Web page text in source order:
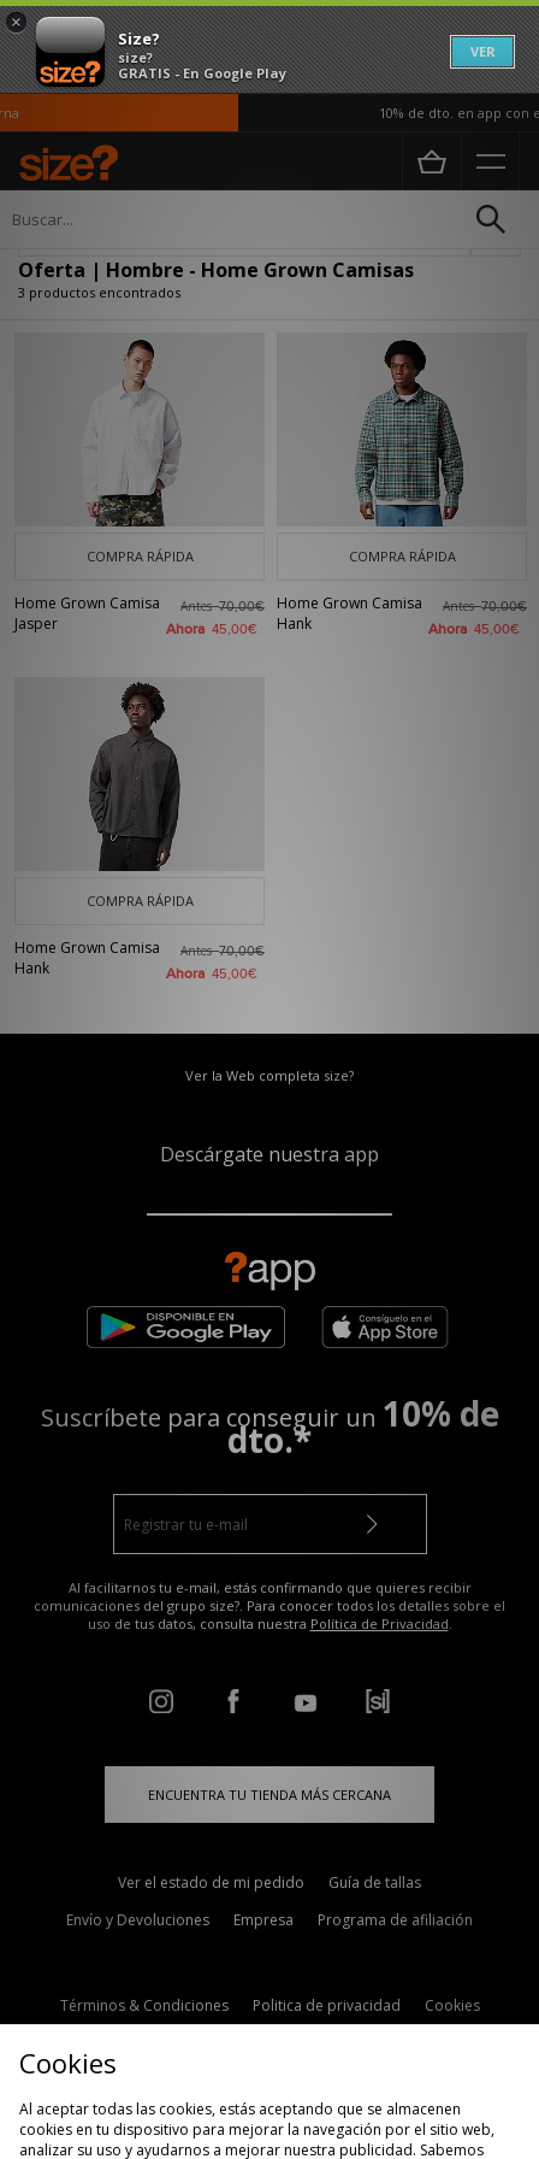
×
Size?
size?
GRATIS - En Google Play
VER
10% de dto. en app con
Página principal
Oferta | Hombre - Home Grown Camisas
3 productos encontrados
COMPRA RÁPIDA
Home Grown Camisa
Jasper
Antes70,00€
Ahora 45,00€
COMPRA RÁPIDA
Home Grown Camisa
Hank
Antes70,00€
Ahora 45,00€
COMPRA RÁPIDA
Home Grown Camisa
Hank
Antes70,00€
Ahora 45,00€
Ver la Web completa size?
Descárgate nuestra app
Suscríbete para conseguir un 10% de
dto.*
Al facilitarnos tu e-mail, estás confirmando que quieres recibir
comunicaciones del grupo size?. Para conocer todos los detalles sobre el
uso de tus datos, consulta nuestra Política de Privacidad.
ENCUENTRA TU TIENDA MÁS CERCANA
Ver el estado de mi pedido
Guía de tallas
Envío y Devoluciones
Empresa Programa de afiliación
Términos & Condiciones Politica de privacidad
Cookies
Cookies
Al aceptar todas las cookies, estás aceptando que se almacenen
cookies en tu dispositivo para mejorar la navegación por el sitio web,
analizar su uso y ayudarnos a mejorar nuestra publicidad. Sabemos